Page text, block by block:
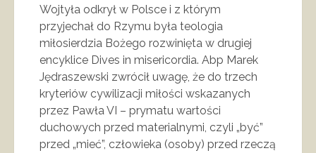
Wojtyła odkrył w Polsce i z którym
przyjechał do Rzymu była teologia
miłosierdzia Bożego rozwinięta w drugiej
encyklice Dives in misericordia. Abp Marek
Jędraszewski zwrócił uwagę, że do trzech
kryteriów cywilizacji miłości wskazanych
przez Pawła VI – prymatu wartości
duchowych przed materialnymi, czyli „być”
przed „mieć”, człowieka (osoby) przed rzeczą